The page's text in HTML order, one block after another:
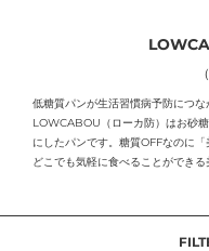
低糖質パンが生活習慣病予防につ
LOWCABOU （ローカ防）はお砂
にしたパンです。糖質OFFなのに「
どこでも気軽に食べることができる